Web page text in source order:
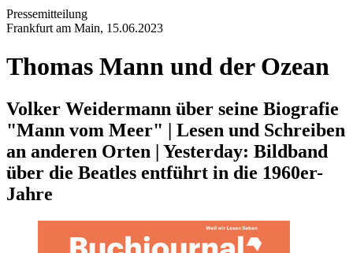
Pressemitteilung
Frankfurt am Main, 15.06.2023
Thomas Mann und der Ozean
Volker Weidermann über seine Biografie
"Mann vom Meer" | Lesen und Schreiben
an anderen Orten | Yesterday: Bildband
über die Beatles entführt in die 1960er-
Jahre